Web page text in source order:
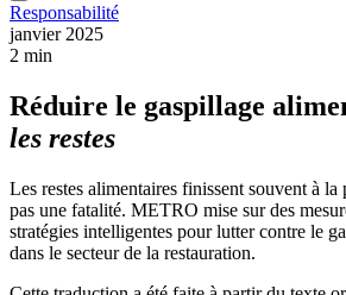
Responsabilité
janvier 2025
2 min
Réduire le gaspillage
les restes
Les restes alimentaires finissent souvent à la
pas une fatalité. METRO mise sur des
stratégies intelligentes pour lutter contre le
dans le secteur de la restauration.